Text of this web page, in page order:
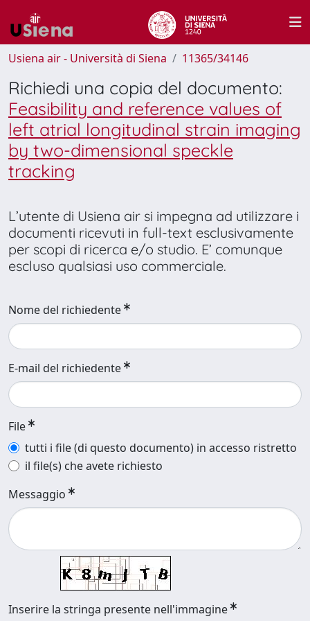
Usiena air - Università di Siena 11365/34146
Richiedi una copia del documento:
Feasibility and reference values of
left atrial longitudinal strain imaging
by two-dimensional speckle
tracking
L’utente di Usiena air si impegna ad utilizzare i
documenti ricevuti in full-text esclusivamente
per scopi di ricerca e/o studio. E’ comunque
escluso qualsiasi uso commerciale.
Nome del richiedente
E-mail del richiedente
File
tutti i file (di questo documento) in accesso ristretto
il file(s) che avete richiesto
Messaggio
Inserire la stringa presente nell'immagine